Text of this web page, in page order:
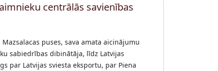
centrālās savienības
puses, sava amata aicinājumu
sabiedrības dibinātāja, līdz Latvijas
par Latvijas sviesta eksportu, par Piena